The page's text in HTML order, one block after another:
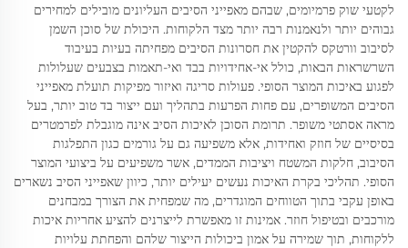
לקטעי שוק פרמיומים, שבהם מאפייני הסיבים העליונים מובילים למחירים
גבוהים יותר ולנאמנות רבה יותר מצד הלקוחות. היכולת של סוכן השמן
לסיבוב וורטקס להקטין את חסרונות הסיבים מפחיתה בעיות בעיבוד
השרשראות הבאות, כולל אי-אחידויות בבד ואי-תאמות בצבעים שעלולות
לפגוע באיכות המוצר הסופי. פעולות סריגה ואיזור מפיקות תועלת מאפייני
הסיבים המשופרים, עם פחות הפרעות בתהליך ועם ייצור בד טוב יותר, בעל
מראה אסתטי משופר. תרומת הסוכן לאיכות הסיב אינה מוגבלת לפרמטרים
בסיסיים של חוזק ואחידות, אלא משפיעה גם על גורמים כגון התפלגות
הסיבוב, חלקות המשטח ויציבות הממדים, אשר משפיעים על ביצועי המוצר
הסופי. תהליכי בקרת האיכות נעשים יעילים יותר, כיוון שאפייני הסיב נשארים
באופן עקבי בתוך הטווחים המוגדרים, מה שמפחית את הצורך במבחנים
מורכבים ובטיפול חוזר. אמינות זו מאפשרת לייצרנים להציע אחריות איכות
ללקוחות, תוך שמירה על אמון ביכולות הייצור שלהם והפחתת עלויות